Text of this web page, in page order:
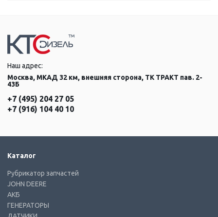
Наш адрес:
Москва, МКАД 32 км, внешняя сторона, ТК ТРАКТ пав. 2-
43Б
+7 (495) 204 27 05
+7 (916) 104 40 10
Каталог
Рубрикатор запчастей
JOHN DEERE
АКБ
ГЕНЕРАТОРЫ